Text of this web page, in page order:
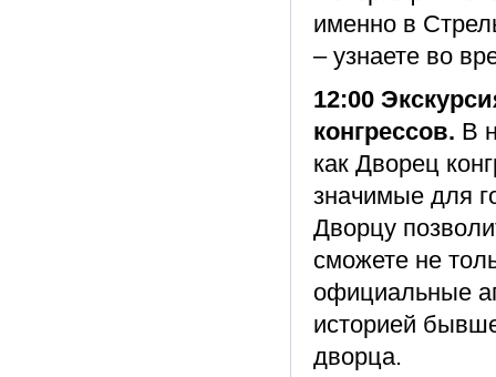
именно в
– узнаете во
12:00
конгрессов. В
как Дворец
значимые для
Дворцу
сможете не
официальные
историей
дворца.